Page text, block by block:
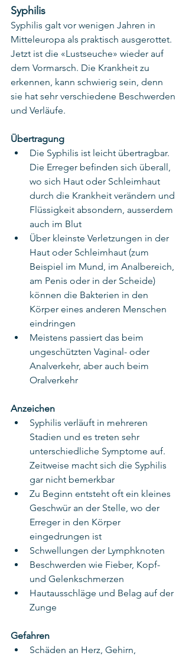
Syphilis
Syphilis galt vor wenigen Jahren in
Mitteleuropa als praktisch ausgerottet.
Jetzt ist die «Lustseuche» wieder auf
dem Vormarsch. Die Krankheit zu
erkennen, kann schwierig sein, denn
sie hat sehr verschiedene Beschwerden
und Verläufe.
Übertragung
Die Syphilis ist leicht übertragbar.
Die Erreger befinden sich überall,
wo sich Haut oder Schleimhaut
durch die Krankheit verändern und
Flüssigkeit absondern, ausserdem
auch im Blut
Über kleinste Verletzungen in der
Haut oder Schleimhaut (zum
Beispiel im Mund, im Analbereich,
am Penis oder in der Scheide)
können die Bakterien in den
Körper eines anderen Menschen
eindringen
Meistens passiert das beim
ungeschützten Vaginal- oder
Analverkehr, aber auch beim
Oralverkehr
Anzeichen
Syphilis verläuft in mehreren
Stadien und es treten sehr
unterschiedliche Symptome auf.
Zeitweise macht sich die Syphilis
gar nicht bemerkbar
Zu Beginn entsteht oft ein kleines
Geschwür an der Stelle, wo der
Erreger in den Körper
eingedrungen ist
Schwellungen der Lymphknoten
Beschwerden wie Fieber, Kopf-
und Gelenkschmerzen
Hautausschläge und Belag auf der
Zunge
Gefahren
Schäden an Herz, Gehirn,